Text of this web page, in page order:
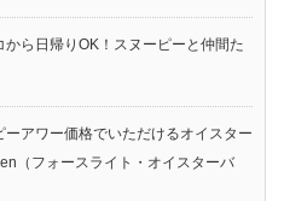
から日帰りOK！スヌーピーと仲間た
ーアワー価格でいただけるオイスター
（フォースライト・オイスターバ